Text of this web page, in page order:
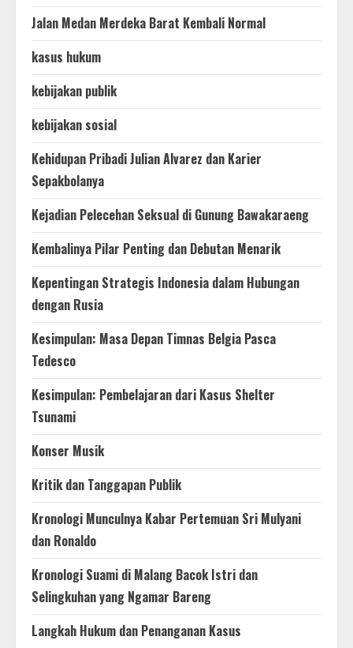
Jalan Medan Merdeka Barat Kembali Normal
kasus hukum
kebijakan publik
kebijakan sosial
Kehidupan Pribadi Julian Alvarez dan Karier
Sepakbolanya
Kejadian Pelecehan Seksual di Gunung Bawakaraeng
Kembalinya Pilar Penting dan Debutan Menarik
Kepentingan Strategis Indonesia dalam Hubungan
dengan Rusia
Kesimpulan: Masa Depan Timnas Belgia Pasca
Tedesco
Kesimpulan: Pembelajaran dari Kasus Shelter
Tsunami
Konser Musik
Kritik dan Tanggapan Publik
Kronologi Munculnya Kabar Pertemuan Sri Mulyani
dan Ronaldo
Kronologi Suami di Malang Bacok Istri dan
Selingkuhan yang Ngamar Bareng
Langkah Hukum dan Penanganan Kasus